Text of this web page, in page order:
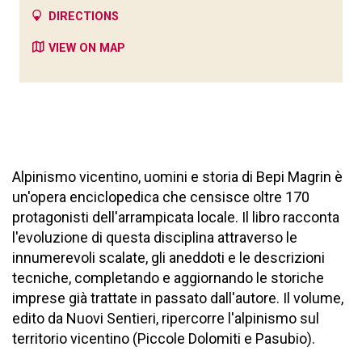
Alpinismo vicentino, uomini e storia di Bepi Magrin è
un'opera enciclopedica che censisce oltre 170
protagonisti dell'arrampicata locale. Il libro racconta
l'evoluzione di questa disciplina attraverso le
innumerevoli scalate, gli aneddoti e le descrizioni
tecniche, completando e aggiornando le storiche
imprese già trattate in passato dall'autore. Il volume,
edito da Nuovi Sentieri, ripercorre l'alpinismo sul
territorio vicentino (Piccole Dolomiti e Pasubio).
DIRECTIONS
VIEW ON MAP